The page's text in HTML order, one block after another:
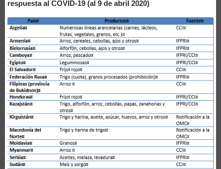
respuesta al COVID-19 (al 9 de abril 2020)